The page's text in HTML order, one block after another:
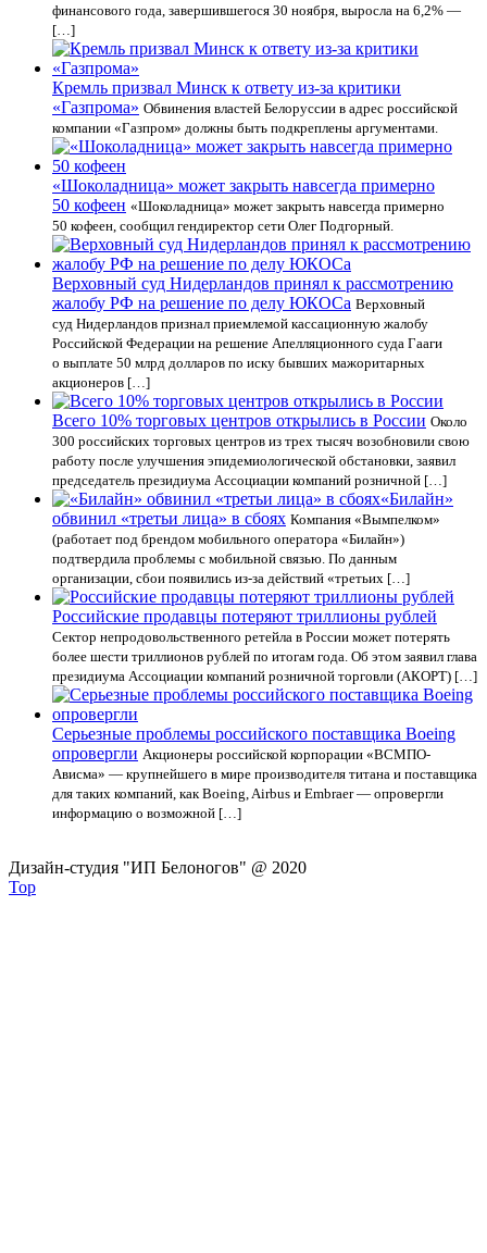
финансового года, завершившегося 30 ноября, выросла на 6,2% —
[…]
Кремль призвал Минск к ответу из-за критики
«Газпрома» Обвинения властей Белоруссии в адрес российской
компании «Газпром» должны быть подкреплены аргументами.
«Шоколадница» может закрыть навсегда примерно
50 кофеен «Шоколадница» может закрыть навсегда примерно
50 кофеен, сообщил гендиректор сети Олег Подгорный.
Верховный суд Нидерландов принял к рассмотрению
жалобу РФ на решение по делу ЮКОСа Верховный
суд Нидерландов признал приемлемой кассационную жалобу
Российской Федерации на решение Апелляционного суда Гааги
о выплате 50 млрд долларов по иску бывших мажоритарных
акционеров […]
Всего 10% торговых центров открылись в России Около
300 российских торговых центров из трех тысяч возобновили свою
работу после улучшения эпидемиологической обстановки, заявил
председатель президиума Ассоциации компаний розничной […]
«Билайн»
обвинил «третьи лица» в сбоях Компания «Вымпелком»
(работает под брендом мобильного оператора «Билайн»)
подтвердила проблемы с мобильной связью. По данным
организации, сбои появились из-за действий «третьих […]
Российские продавцы потеряют триллионы рублей
Сектор непродовольственного ретейла в России может потерять
более шести триллионов рублей по итогам года. Об этом заявил глава
президиума Ассоциации компаний розничной торговли (АКОРТ) […]
Серьезные проблемы российского поставщика Boeing
опровергли Акционеры российской корпорации «ВСМПО-
Ависма» — крупнейшего в мире производителя титана и поставщика
для таких компаний, как Boeing, Airbus и Embraer — опровергли
информацию о возможной […]
Дизайн-студия "ИП Белоногов" @ 2020
Top